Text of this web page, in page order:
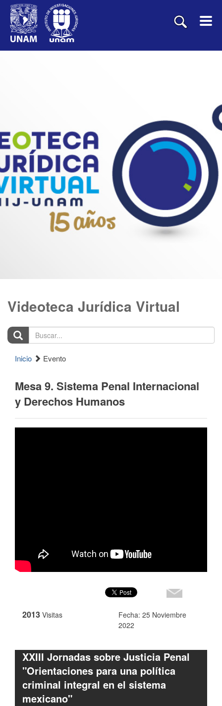
Videoteca Jurídica Virtual
Buscar...
Inicio Evento
Mesa 9. Sistema Penal Internacional
y Derechos Humanos
2013 Visitas
Fecha: 25 Noviembre
2022
XXIII Jornadas sobre Justicia Penal
"Orientaciones para una política
criminal integral en el sistema
mexicano"